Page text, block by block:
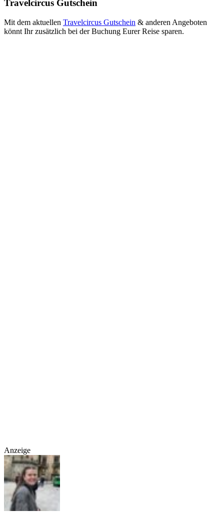
Travelcircus Gutschein
Mit dem aktuellen Travelcircus Gutschein & anderen Angeboten
könnt Ihr zusätzlich bei der Buchung Eurer Reise sparen.
Anzeige